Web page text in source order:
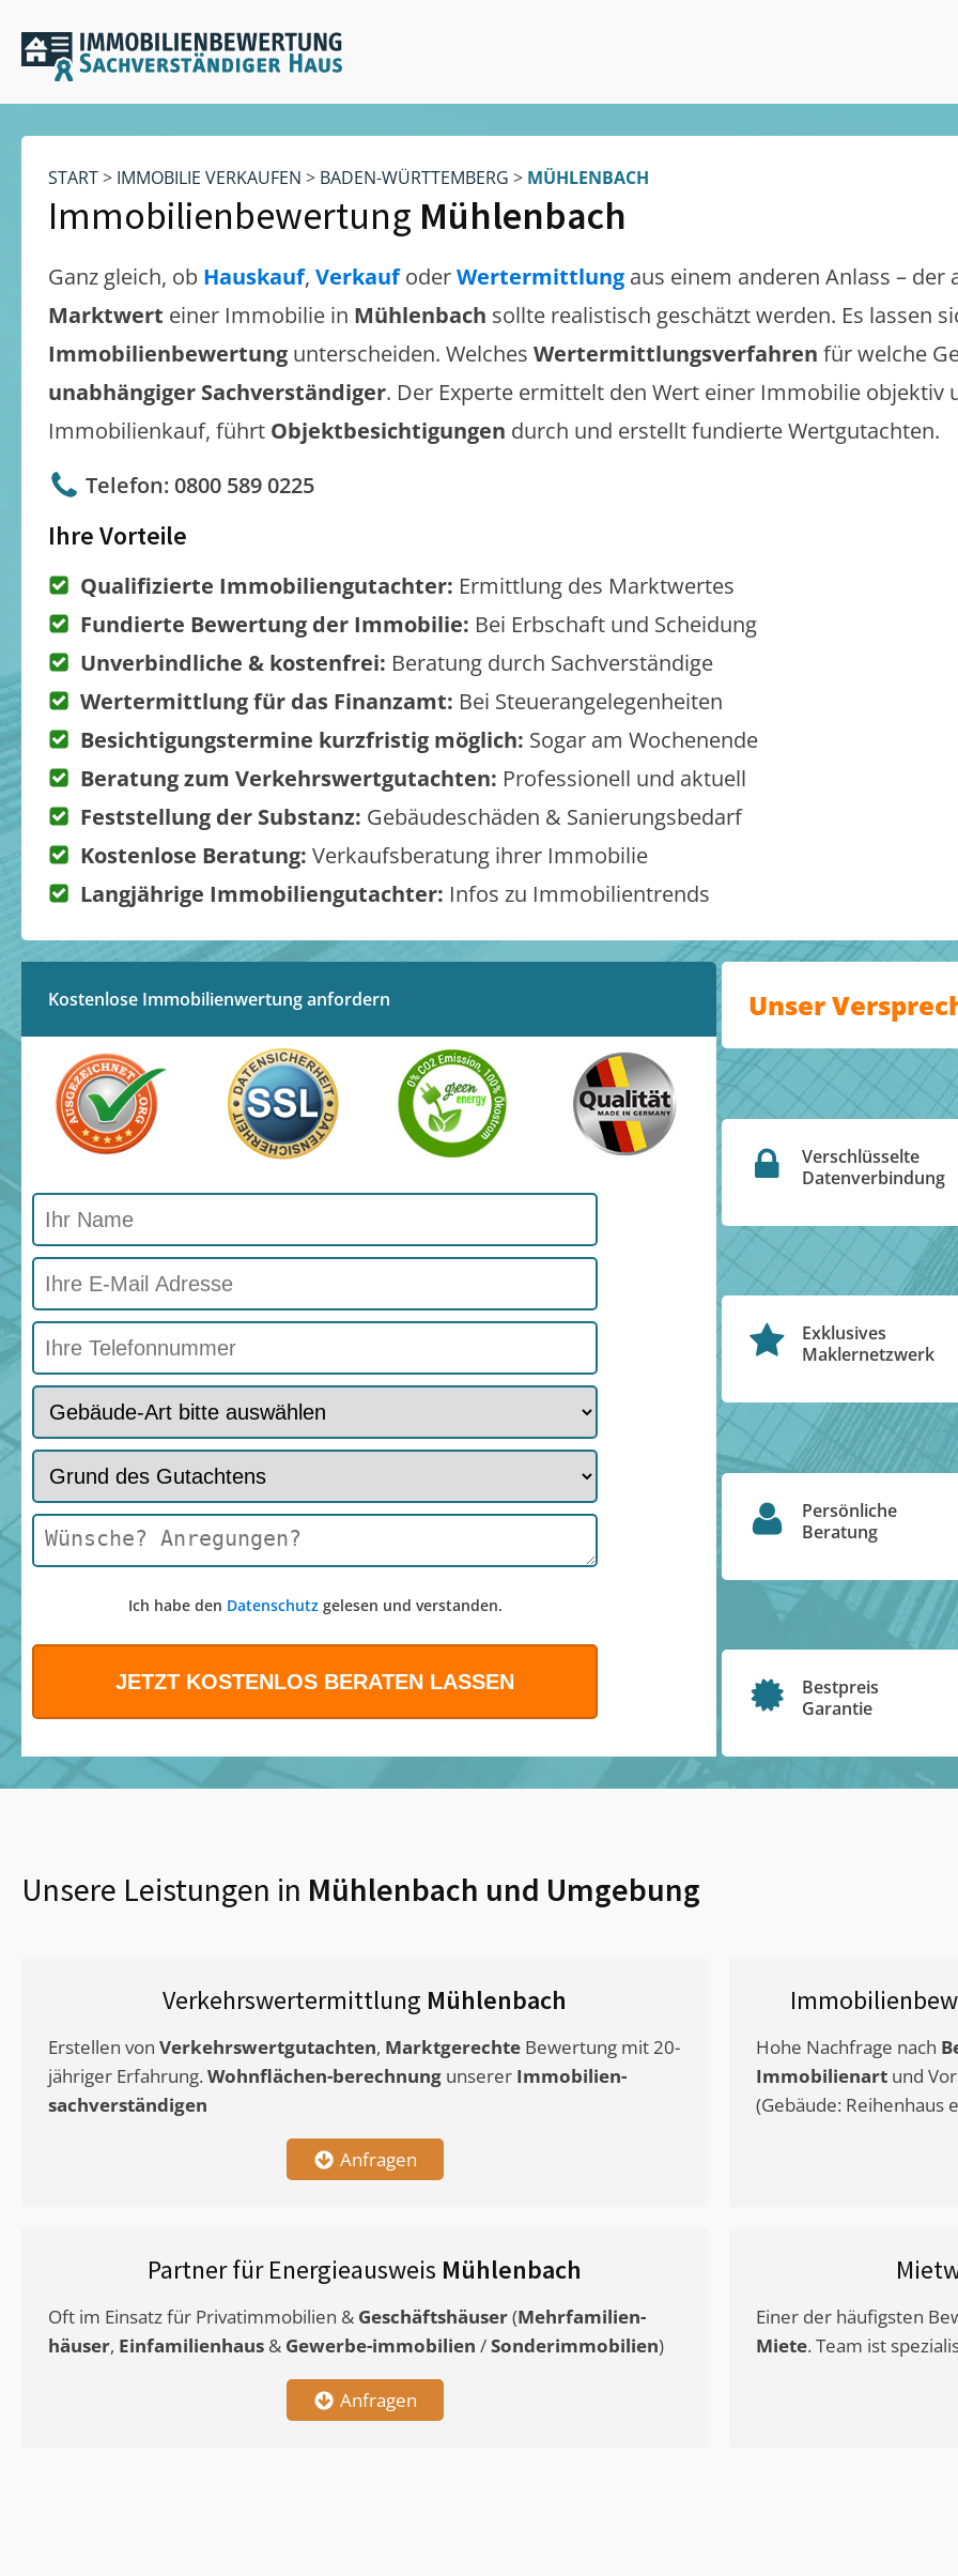
START> IMMOBILIE VERKAUFEN > BADEN-WÜRTTEMBERG > MÜHLENBACH
Immobilienbewertung Mühlenbach
Ganz gleich, ob Hauskauf, VerkaufoderWertermittlung aus einem anderen Anlass – der
Marktwert einer Immobilie in Mühlenbach sollte realistisch geschätzt werden. Es lassen
Immobilienbewertung unterscheiden. Welches Wertermittlungsverfahren für welche
unabhängiger Sachverständiger. Der Experte ermittelt den Wert einer Immobilie objektiv
Immobilienkauf, führt Objektbesichtigungen durch und erstellt fundierte Wertgutachten.
Telefon: 0800 589 0225
Ihre Vorteile
Qualifizierte Immobiliengutachter: Ermittlung des Marktwertes
Fundierte Bewertung der Immobilie: Bei Erbschaft und Scheidung
Unverbindliche & kostenfrei: Beratung durch Sachverständige
Wertermittlung für das Finanzamt: Bei Steuerangelegenheiten
Besichtigungstermine kurzfristig möglich: Sogar am Wochenende
Beratung zum Verkehrswertgutachten: Professionell und aktuell
Feststellung der Substanz: Gebäudeschäden & Sanierungsbedarf
Kostenlose Beratung: Verkaufsberatung ihrer Immobilie
Langjährige Immobiliengutachter: Infos zu Immobilientrends
Kostenlose Immobilienwertung anfordern
Ich habe den Datenschutzgelesen und verstanden.
Unser
Verschlüsselte
Datenverbindung
Exklusives
Maklernetzwerk
Persönliche
Beratung
Bestpreis
Garantie
Unsere Leistungen in Mühlenbach und Umgebung
Verkehrswertermittlung Mühlenbach
Erstellen von Verkehrswertgutachten, Marktgerechte Bewertung mit 20-
jähriger Erfahrung. Wohnflächen-berechnung unserer Immobilien-
sachverständigen
Anfragen
Hohe Nachfrage nach
Immobilienart und
(Gebäude: Reihenhaus
Partner für Energieausweis Mühlenbach
Oft im Einsatz für Privatimmobilien & Geschäftshäuser(Mehrfamilien-
häuser, Einfamilienhaus & Gewerbe-immobilien /Sonderimmobilien)
Anfragen
Einer der häufigsten
Miete. Team ist